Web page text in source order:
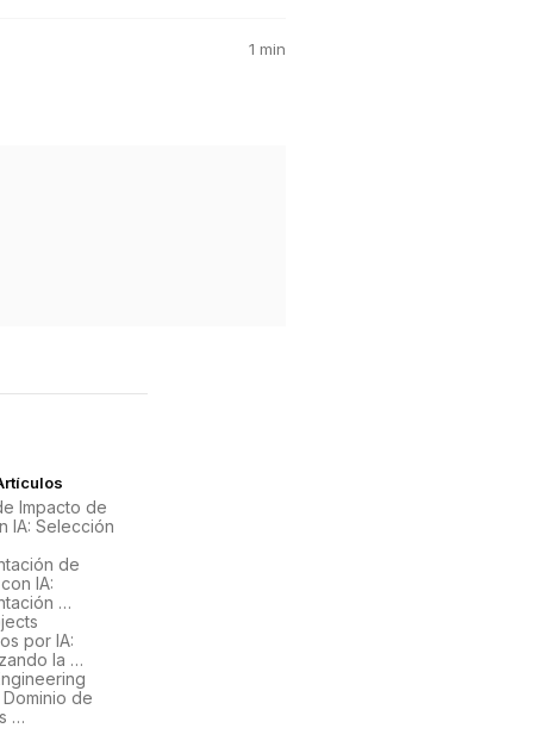
1 min
Impacto de
IA: Selección
de
IA:
…
por IA:
la …
Dominio de
…